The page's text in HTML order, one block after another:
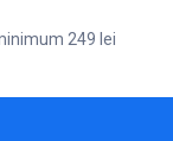
249 lei